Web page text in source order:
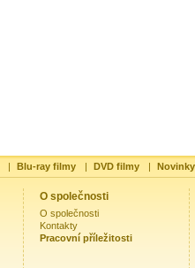
| Blu-ray filmy | DVD filmy |
O společnosti
O společnosti
Kontakty
Pracovní příležitosti